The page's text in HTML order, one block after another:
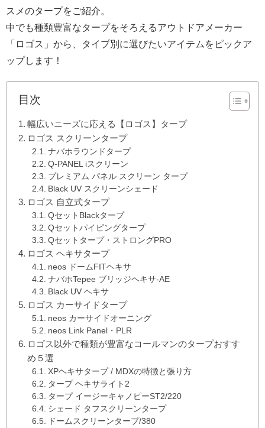
スメのタープをご紹介。
中でも種類豊富なタープをそろえるアウトドアメーカー
「ロゴス」から、タイプ別に選びたいアイテムをピックア
ップします！
目次
幅広いニーズに応える【ロゴス】タープ
ロゴス スクリーンタープ
ナバホラウンドタープ
Q-PANEL iスクリーン
プレミアム パネル スクリーン タープ
Black UV スクリーンシェード
ロゴス 自立式タープ
QセットBlackタープ
Qセットパイピングタープ
Qセットタープ・ストロングPRO
ロゴス ヘキサタープ
neos ドームFITヘキサ
ナバホTepee ブリッジヘキサ-AE
Black UV ヘキサ
ロゴス カーサイドタープ
neos カーサイドオーニング
neos Link Panel・PLR
ロゴス以外で種類が豊富なコールマンのタープおすす
め５選
XPヘキサタープ / MDXの特徴と張り方
タープ ヘキサライト2
タープ イージーキャノピーST2/220
シェード タフスクリーンタープ
ドームスクリーンタープ/380